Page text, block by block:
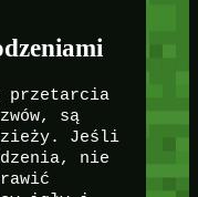
przetarcia
są
Jeśli
nie